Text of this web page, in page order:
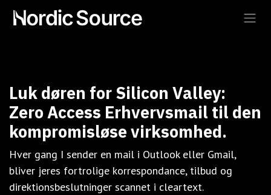
Skip to Content
Luk døren for Silicon Valley:
Zero Access Erhvervsmail til den
kompromisløse virksomhed.
Hver gang I sender en mail i Outlook eller Gmail,
bliver jeres fortrolige korrespondance, tilbud og
direktionsbeslutninger scannet i cleartext.